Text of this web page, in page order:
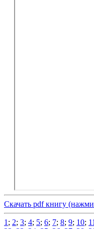
Скачать pdf книгу
1 ; 2; 3; 4; 5; 6; 7; 8; 9; 10; 11